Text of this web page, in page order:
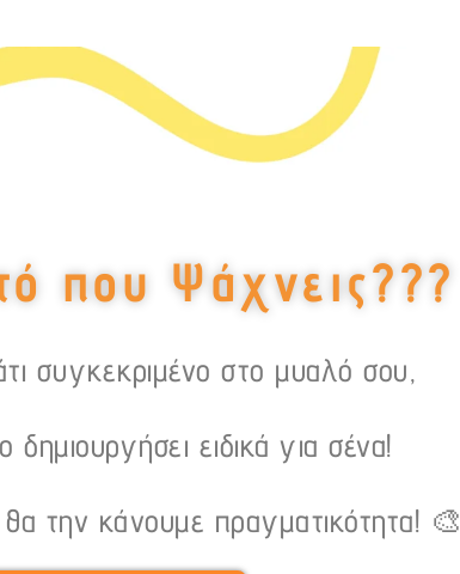
που Ψάχνεις???
συγκεκριμένο στο μυαλό σου,
ειδικά για σένα!
θα την κάνουμε πραγματικότητα! 🎨